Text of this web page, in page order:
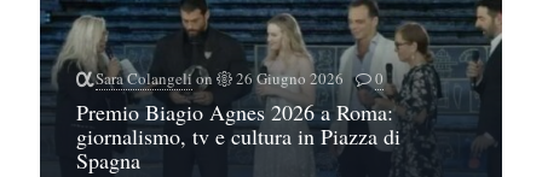
Sara Colangelion 26 Giugno 2026 0
Premio Biagio Agnes 2026 a Roma:
giornalismo, tv e cultura in Piazza di
Spagna